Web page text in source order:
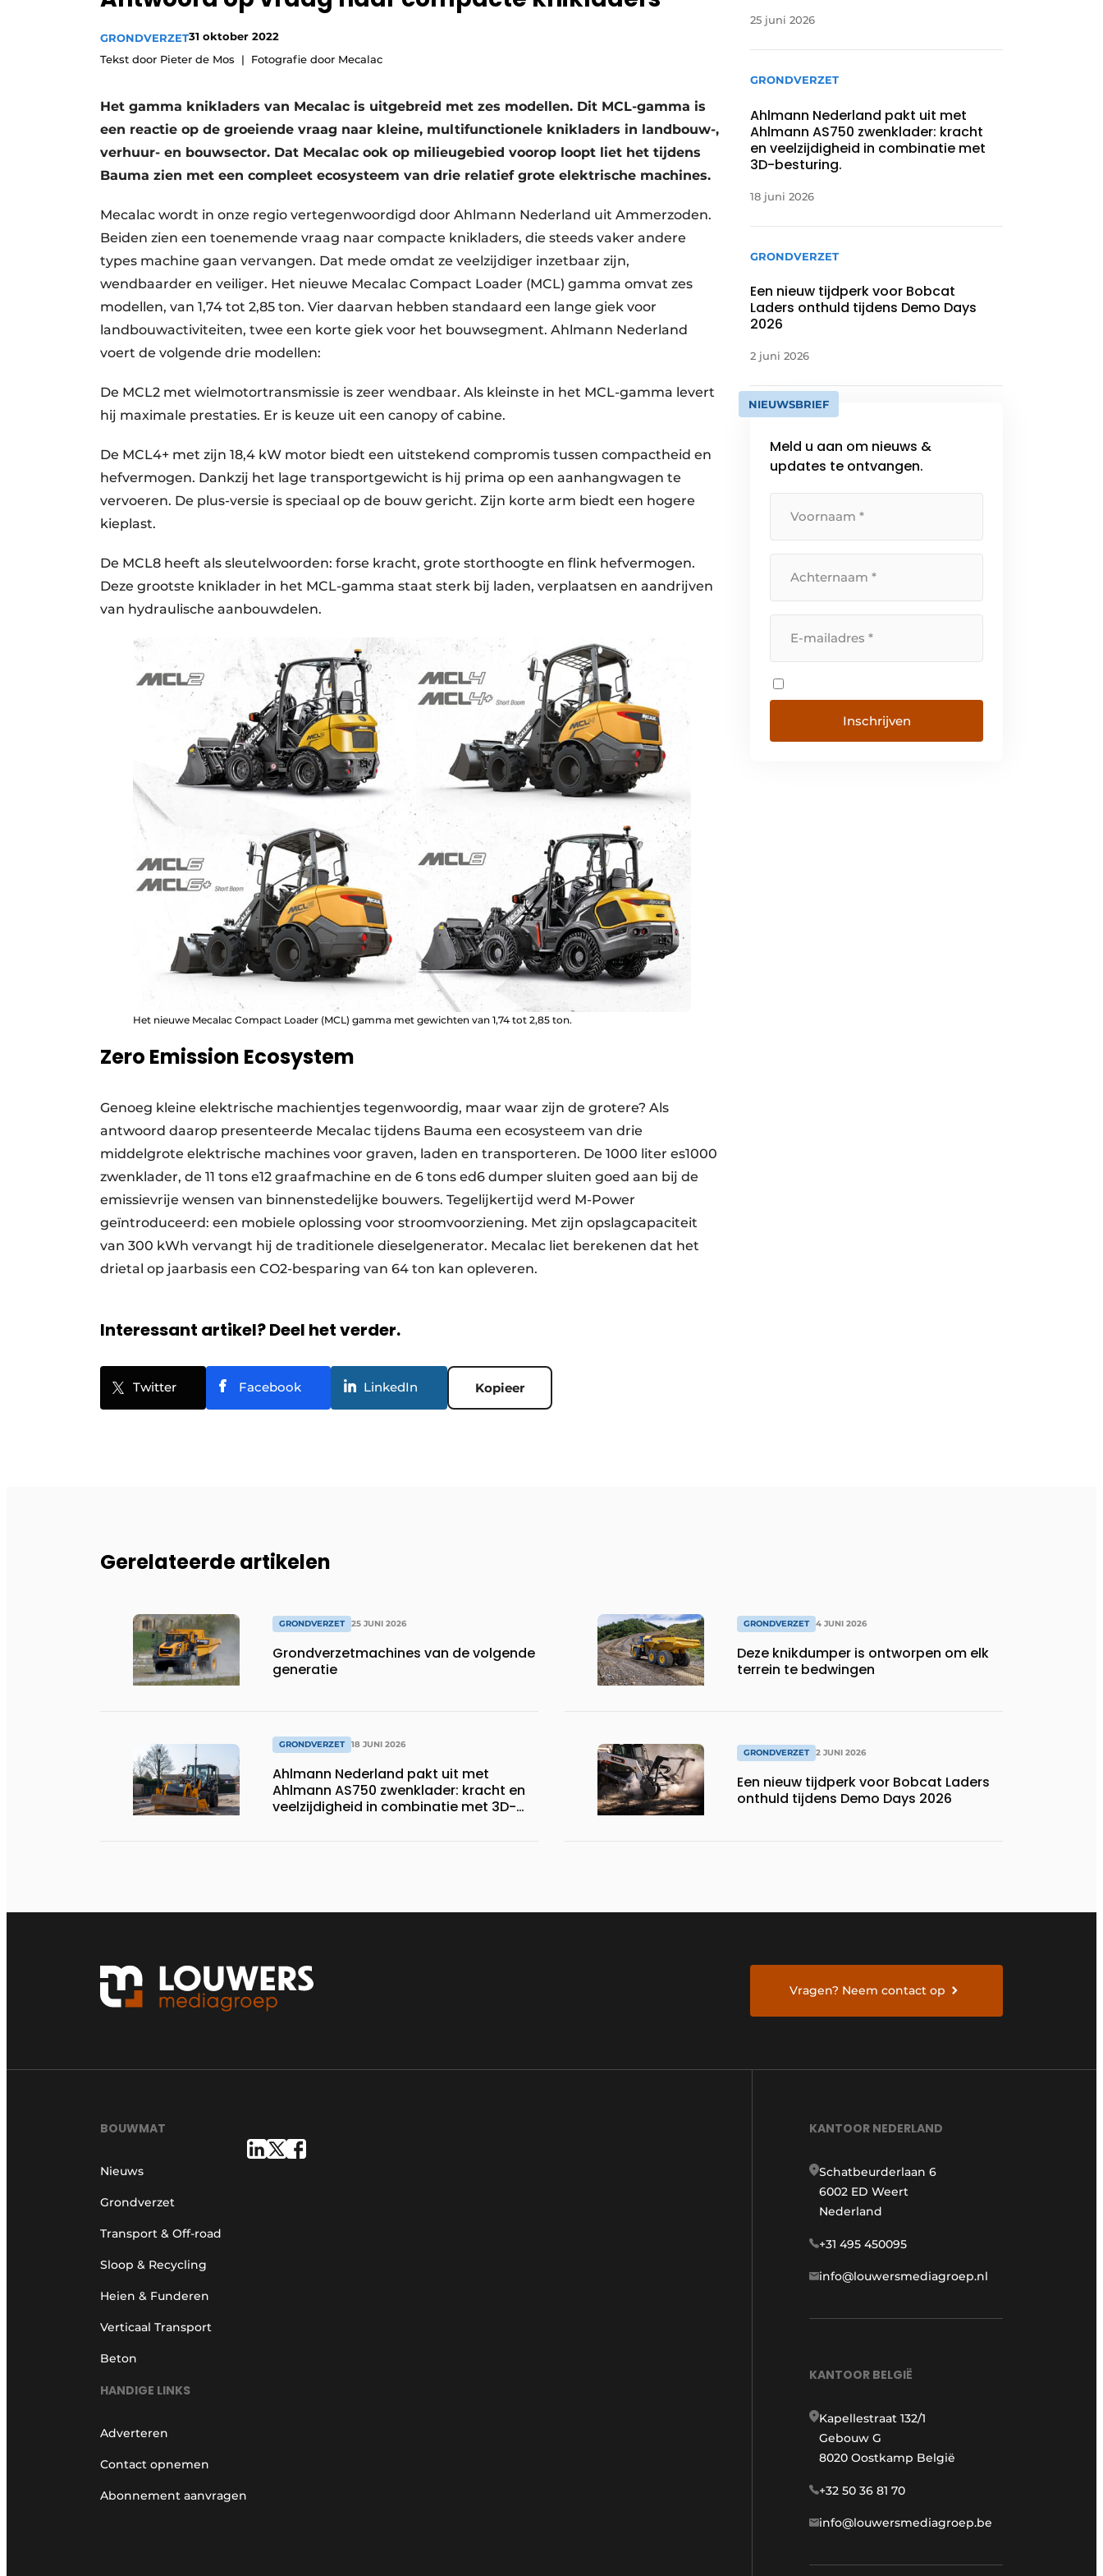
Vacature aanmelden
Vacatures
GRONDVERZET31 oktober 2022
Tekst door Pieter de Mos
Fotografie door Mecalac
Het gamma knikladers van Mecalac is uitgebreid met zes modellen. Dit MCL-gamma is
een reactie op de groeiende vraag naar kleine, multifunctionele knikladers in landbouw-,
verhuur- en bouwsector. Dat Mecalac ook op milieugebied voorop loopt liet het tijdens
Bauma zien met een compleet ecosysteem van drie relatief grote elektrische machines.
Mecalac wordt in onze regio vertegenwoordigd door Ahlmann Nederland uit Ammerzoden.
Beiden zien een toenemende vraag naar compacte knikladers, die steeds vaker andere
types machine gaan vervangen. Dat mede omdat ze veelzijdiger inzetbaar zijn,
wendbaarder en veiliger. Het nieuwe Mecalac Compact Loader (MCL) gamma omvat zes
modellen, van 1,74 tot 2,85 ton. Vier daarvan hebben standaard een lange giek voor
landbouwactiviteiten, twee een korte giek voor het bouwsegment. Ahlmann Nederland
voert de volgende drie modellen:
De MCL2 met wielmotortransmissie is zeer wendbaar. Als kleinste in het MCL-gamma levert
hij maximale prestaties. Er is keuze uit een canopy of cabine.
De MCL4+ met zijn 18,4 kW motor biedt een uitstekend compromis tussen compactheid en
hefvermogen. Dankzij het lage transportgewicht is hij prima op een aanhangwagen te
vervoeren. De plus-versie is speciaal op de bouw gericht. Zijn korte arm biedt een hogere
kieplast.
De MCL8 heeft als sleutelwoorden: forse kracht, grote storthoogte en flink hefvermogen.
Deze grootste kniklader in het MCL-gamma staat sterk bij laden, verplaatsen en aandrijven
van hydraulische aanbouwdelen.
Het nieuwe Mecalac Compact Loader (MCL) gamma met gewichten van 1,74 tot 2,85 ton.
Zero Emission Ecosystem
Genoeg kleine elektrische machientjes tegenwoordig, maar waar zijn de grotere? Als
antwoord daarop presenteerde Mecalac tijdens Bauma een ecosysteem van drie
middelgrote elektrische machines voor graven, laden en transporteren. De 1000 liter es1000
zwenklader, de 11 tons e12 graafmachine en de 6 tons ed6 dumper sluiten goed aan bij de
emissievrije wensen van binnenstedelijke bouwers. Tegelijkertijd werd M-Power
geïntroduceerd: een mobiele oplossing voor stroomvoorziening. Met zijn opslagcapaciteit
van 300 kWh vervangt hij de traditionele dieselgenerator. Mecalac liet berekenen dat het
drietal op jaarbasis een CO2-besparing van 64 ton kan opleveren.
Interessant artikel? Deel het verder.
Twitter Facebook LinkedIn Kopieer
25 juni 2026
GRONDVERZET
Ahlmann Nederland pakt uit met
Ahlmann AS750 zwenklader: kracht
en veelzijdigheid in combinatie met
3D-besturing.
18 juni 2026
GRONDVERZET
Een nieuw tijdperk voor Bobcat
Laders onthuld tijdens Demo Days
2026
2 juni 2026
NIEUWSBRIEF
Meld u aan om nieuws &
updates te ontvangen.
Gerelateerde artikelen
GRONDVERZET 25 JUNI 2026
Grondverzetmachines van de volgende
generatie
GRONDVERZET 18 JUNI 2026
Ahlmann Nederland pakt uit met
Ahlmann AS750 zwenklader: kracht en
veelzijdigheid in combinatie met 3D-
GRONDVERZET 4 JUNI 2026
Deze knikdumper is ontworpen om elk
terrein te bedwingen
GRONDVERZET 2 JUNI 2026
Een nieuw tijdperk voor Bobcat Laders
onthuld tijdens Demo Days 2026
Vragen? Neem contact op
BOUWMAT
Nieuws
Grondverzet
Transport & Off-road
Sloop & Recycling
Heien & Funderen
Verticaal Transport
Beton
HANDIGE LINKS
Adverteren
Contact opnemen
Abonnement aanvragen
KANTOOR NEDERLAND
Schatbeurderlaan 6
6002 ED Weert
Nederland
+31 495 450095
info@louwersmediagroep.nl
KANTOOR BELGIË
Kapellestraat 132/1
Gebouw G
8020 Oostkamp België
+32 50 36 81 70
info@louwersmediagroep.be